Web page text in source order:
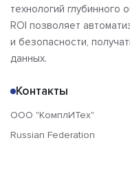
технологий глубинного
ROI позволяет
и безопасности,
данных.
Контакты
ООО "КомплИТех"
Russian Federation